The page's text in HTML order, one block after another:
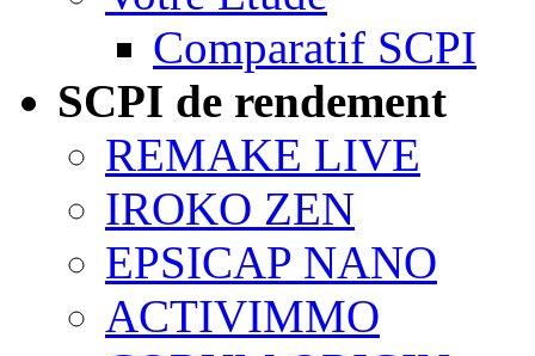
Comparatif SCPI
SCPI de rendement
REMAKE LIVE
IROKO ZEN
EPSICAP NANO
ACTIVIMMO